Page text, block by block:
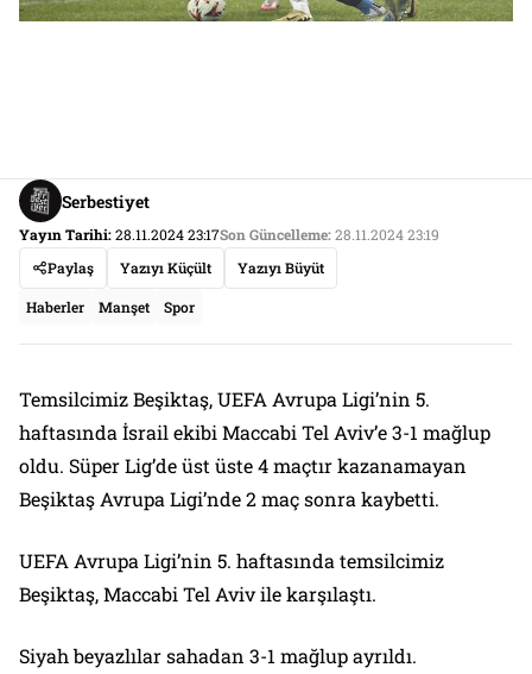
Serbestiyet
Yayın Tarihi:28.11.2024 23:17Son Güncelleme:28.11.2024 23:19
Paylaş
Yazıyı Küçült Yazıyı Büyüt
Haberler Manşet Spor
Temsilcimiz Beşiktaş, UEFA Avrupa Ligi’nin 5.
haftasında İsrail ekibi Maccabi Tel Aviv’e 3-1 mağlup
oldu. Süper Lig’de üst üste 4 maçtır kazanamayan
Beşiktaş Avrupa Ligi’nde 2 maç sonra kaybetti.
UEFA Avrupa Ligi’nin 5. haftasında temsilcimiz
Beşiktaş, Maccabi Tel Aviv ile karşılaştı.
Siyah beyazlılar sahadan 3-1 mağlup ayrıldı.